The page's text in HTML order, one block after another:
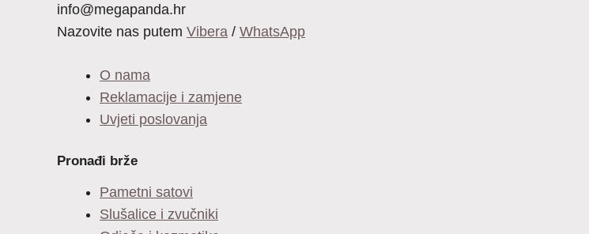
info@megapanda.hr
Nazovite nas putem Vibera / WhatsApp
O nama
Reklamacije i zamjene
Uvjeti poslovanja
Pronađi brže
Pametni satovi
Slušalice i zvučniki